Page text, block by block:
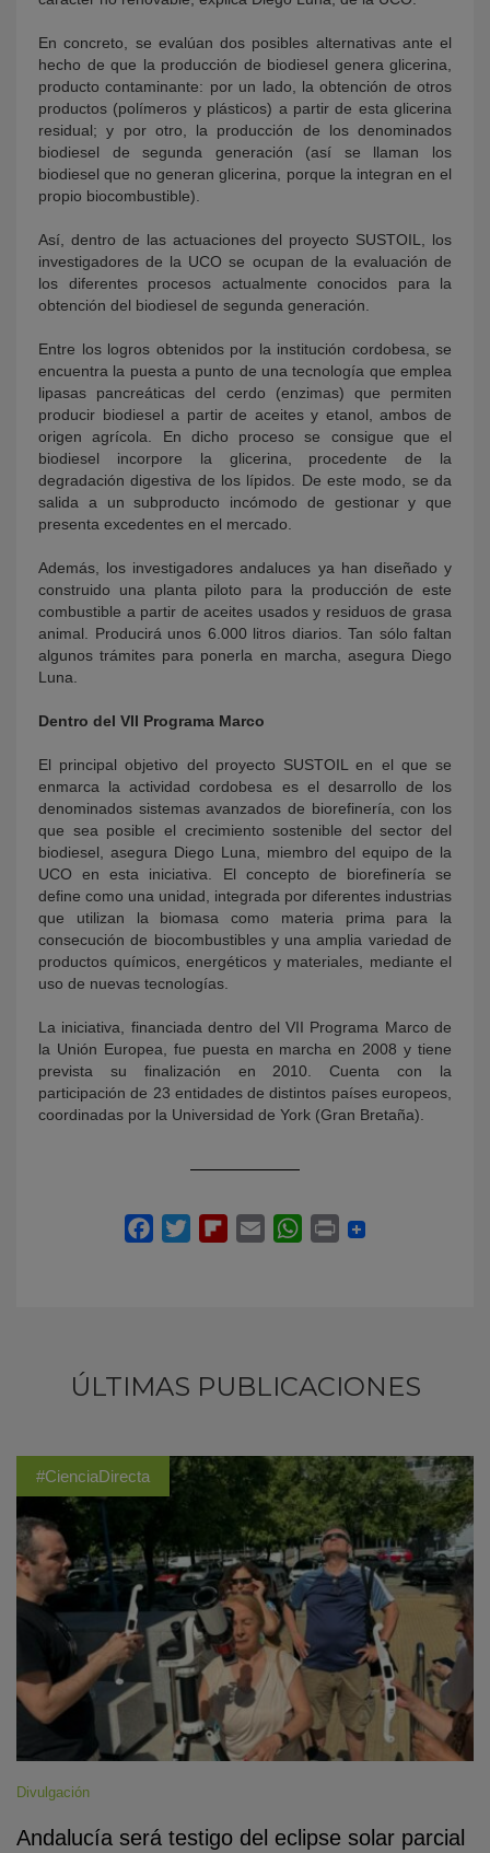
En concreto, se evalúan dos posibles alternativas ante el
hecho de que la producción de biodiesel genera glicerina,
producto contaminante: por un lado, la obtención de otros
productos (polímeros y plásticos) a partir de esta glicerina
residual; y por otro, la producción de los denominados
biodiesel de segunda generación (así se llaman los
biodiesel que no generan glicerina, porque la integran en el
propio biocombustible).
Así, dentro de las actuaciones del proyecto SUSTOIL, los
investigadores de la UCO se ocupan de la evaluación de
los diferentes procesos actualmente conocidos para la
obtención del biodiesel de segunda generación.
Entre los logros obtenidos por la institución cordobesa, se
encuentra la puesta a punto de una tecnología que emplea
lipasas pancreáticas del cerdo (enzimas) que permiten
producir biodiesel a partir de aceites y etanol, ambos de
origen agrícola. En dicho proceso se consigue que el
biodiesel incorpore la glicerina, procedente de la
degradación digestiva de los lípidos. De este modo, se da
salida a un subproducto incómodo de gestionar y que
presenta excedentes en el mercado.
Además, los investigadores andaluces ya han diseñado y
construido una planta piloto para la producción de este
combustible a partir de aceites usados y residuos de grasa
animal. Producirá unos 6.000 litros diarios. Tan sólo faltan
algunos trámites para ponerla en marcha, asegura Diego
Luna.
Dentro del VII Programa Marco
El principal objetivo del proyecto SUSTOIL en el que se
enmarca la actividad cordobesa es el desarrollo de los
denominados sistemas avanzados de biorefinería, con los
que sea posible el crecimiento sostenible del sector del
biodiesel, asegura Diego Luna, miembro del equipo de la
UCO en esta iniciativa. El concepto de biorefinería se
define como una unidad, integrada por diferentes industrias
que utilizan la biomasa como materia prima para la
consecución de biocombustibles y una amplia variedad de
productos químicos, energéticos y materiales, mediante el
uso de nuevas tecnologías.
La iniciativa, financiada dentro del VII Programa Marco de
la Unión Europea, fue puesta en marcha en 2008 y tiene
prevista su finalización en 2010. Cuenta con la
participación de 23 entidades de distintos países europeos,
coordinadas por la Universidad de York (Gran Bretaña).
ÚLTIMAS PUBLICACIONES
#CienciaDirecta
Divulgación
Andalucía será testigo del eclipse solar parcial